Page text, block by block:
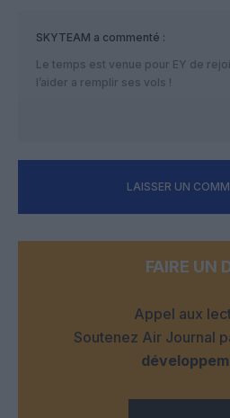
SKYTEAM a commenté :
Le temps est venue pour EY de
l’aider a remplir ses vols !
LAISSER UN
FAIRE UN
Appel aux
Soutenez Air Journal